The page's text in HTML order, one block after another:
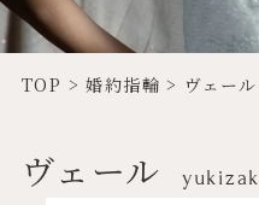
TOP >婚約指輪 > ヴェール
ヴェール